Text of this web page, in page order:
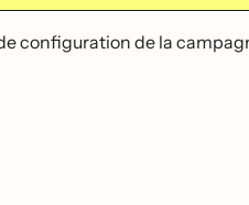
configuration de la